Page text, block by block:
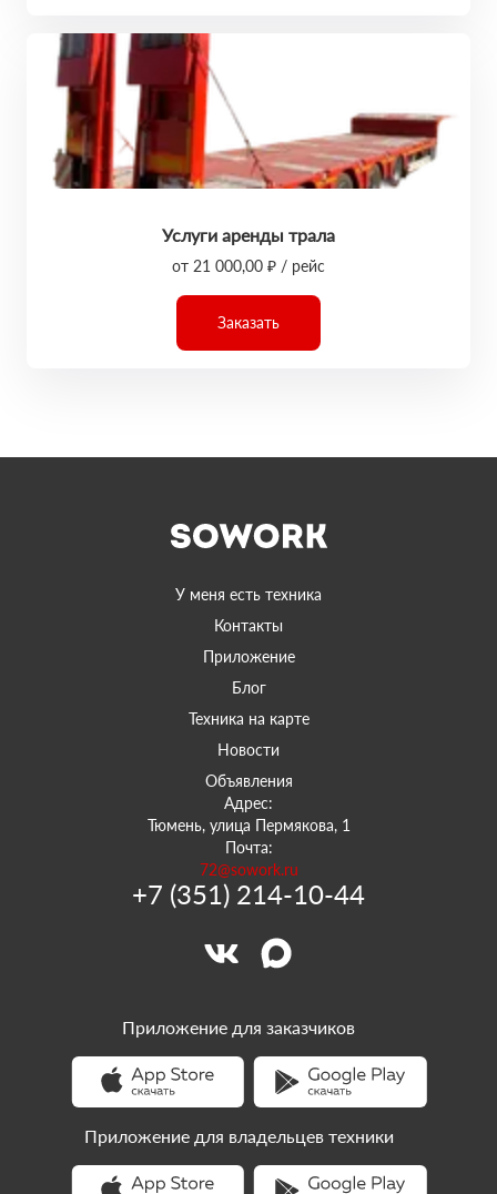
Услуги аренды трала
от 21 000,00 ₽ / рейс
Заказать
У меня есть техника
Контакты
Приложение
Блог
Техника на карте
Новости
Объявления
Адрес:
Тюмень, улица Пермякова, 1
Почта:
72@sowork.ru
+7 (351) 214-10-44
Приложение для заказчиков
Приложение для владельцев техники